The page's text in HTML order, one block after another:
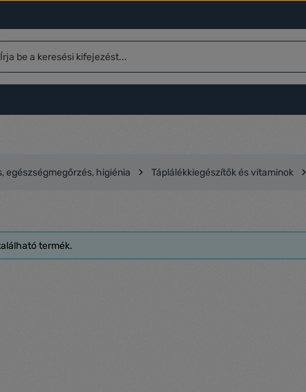
egészségmegőrzés, higiénia Táplálékkiegészítők és vitaminok
termék.